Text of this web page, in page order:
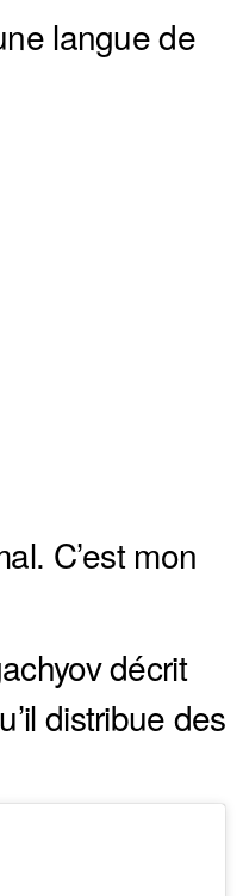
langue de
C’est mon
décrit
distribue des